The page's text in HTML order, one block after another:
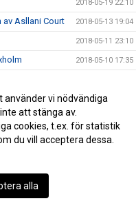
2018-05-19 22:10
Asllani Court 2018-05-13 19:04
2018-05-11 23:10
2018-05-10 17:35
2018-04-29 21:28
2018-04-28 16:25
sista veckan 2018-04-27 21:33
använder vi nödvändiga
att stänga av.
cookies, t.ex. för statistik
du vill acceptera dessa.
alla